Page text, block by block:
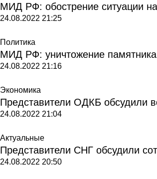
МИД РФ: обострение ситуации
24.08.2022 21:25
Политика
МИД РФ: уничтожение
24.08.2022 21:16
Экономика
Представители ОДКБ обсудили
24.08.2022 21:04
Актуальные
Представители СНГ обсудили
24.08.2022 20:50